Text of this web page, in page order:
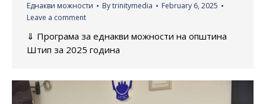
Еднакви можности Bytrinitymedia
February 6, 2025
Leave a comment
⇓ Програма за еднакви можности на општина
Штип за 2025 година